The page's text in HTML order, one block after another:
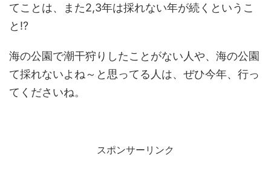
てことは、また2,3年は採れない年が続くというこ
と!?
海の公園で潮干狩りしたことがない人や、海の公園
て採れないよね～と思ってる人は、ぜひ今年、行っ
てくださいね。
スポンサーリンク